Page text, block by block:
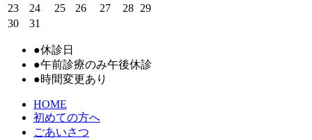
23
24 25 26 27 28 29
30
31
●休診日
●午前診療のみ午後休診
●時間変更あり
HOME
初めての方へ
ごあいさつ